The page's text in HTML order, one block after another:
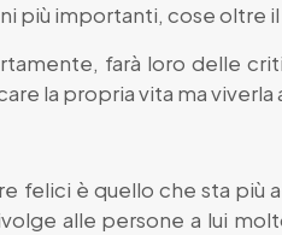
più importanti, cose oltre
farà loro delle
la propria vita ma
felici è quello che sta
alle persone a lui